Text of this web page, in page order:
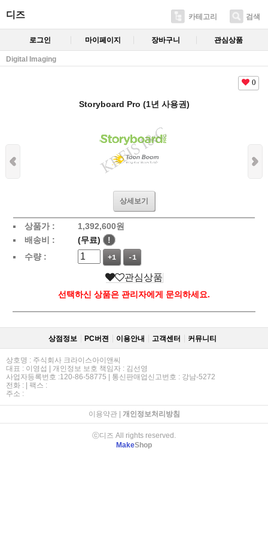
디즈 카테고리 검색
로그인 마이페이지 장바구니 관심상품
Digital Imaging
0
Storyboard Pro (1년 사용권)
상세보기
상품가 : 1,392,600원
배송비 :
(무료)
!
수량 :
+1 -1
관심상품
선택하신 상품은 관리자에게 문의하세요.
상점정보 PC버젼 이용안내 고객센터 커뮤니티
상호명 : 주식회사 크라이스아이앤씨
대표 : 이영섭 | 개인정보 보호 책임자 : 김선영
사업자등록번호 :120-86-58775 | 통신판매업신고번호 : 강남-5272
전화 : | 팩스 :
주소 :
이용약관| 개인정보처리방침
ⓒ디즈 All rights reserved.
MakeShop